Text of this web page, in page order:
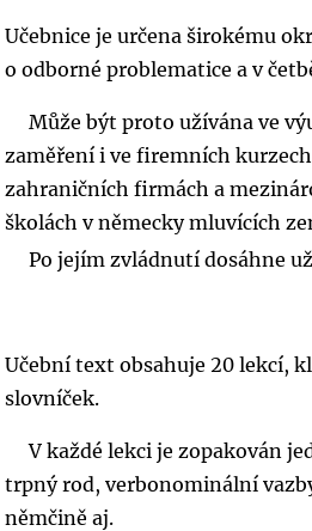
Učebnice je určena širokému
o odborné problematice a v
Může být proto užívána ve
zaměření i ve firemních
zahraničních firmách a
školách v německy mluvících
Po jejím zvládnutí dosáhne
Učební text obsahuje 20 lekcí,
slovníček.
V každé lekci je zopakován
trpný rod, verbonominální
němčině aj.